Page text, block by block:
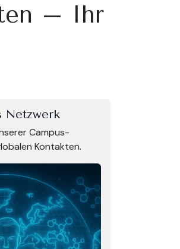
– Ihr
Netzwerk
Campus-
Kontakten.